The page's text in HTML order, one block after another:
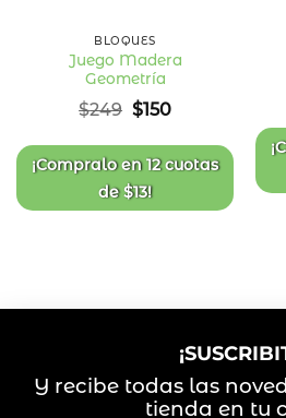
BLOQUES
Juego Madera
Geometría
$249 El
original
era:
$249.
$150El
actual
es:
$150.
¡Compralo en12 cuotas
de$13!
Y recibe todas las
tienda en tu